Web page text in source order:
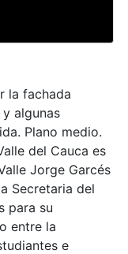
la fachada
algunas
Plano medio.
del Cauca es
Jorge Garcés
Secretaria del
para su
entre la
e